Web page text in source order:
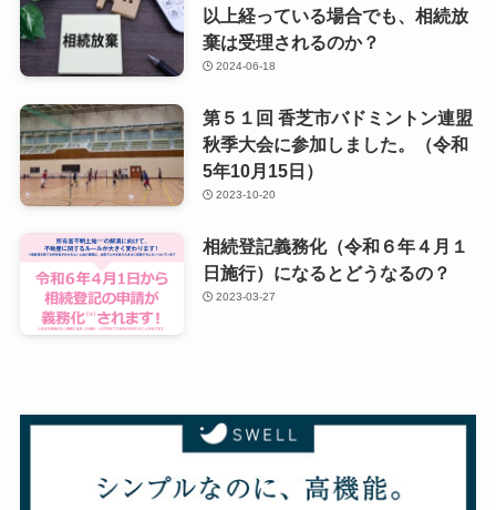
以上経っている場合でも、相続放
棄は受理されるのか？
2024-06-18
第５１回 香芝市バドミントン連盟
秋季大会に参加しました。（令和
5年10月15日）
2023-10-20
相続登記義務化（令和６年４月１
日施行）になるとどうなるの？
2023-03-27